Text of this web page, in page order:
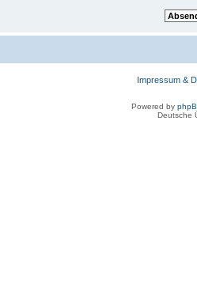
Impressum &
Powered by
Deutsche